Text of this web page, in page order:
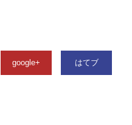
google+ はてブ